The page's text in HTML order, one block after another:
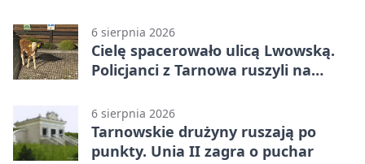
6 sierpnia 2026
Cielę spacerowało ulicą Lwowską.
Policjanci z Tarnowa ruszyli na
6 sierpnia 2026
Tarnowskie drużyny ruszają po
punkty. Unia II zagra o puchar